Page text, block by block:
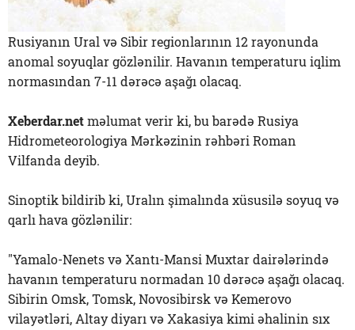
Rusiyanın Ural və Sibir regionlarının 12 rayonunda
anomal soyuqlar gözlənilir. Havanın temperaturu iqlim
normasından 7-11 dərəcə aşağı olacaq.
Xeberdar.netməlumat verir ki, bu barədə Rusiya
Hidrometeorologiya Mərkəzinin rəhbəri Roman
Vilfanda deyib.
Sinoptik bildirib ki, Uralın şimalında xüsusilə soyuq və
qarlı hava gözlənilir:
"Yamalo-Nenets və Xantı-Mansi Muxtar dairələrində
havanın temperaturu normadan 10 dərəcə aşağı olacaq.
Sibirin Omsk, Tomsk, Novosibirsk və Kemerovo
vilayətləri, Altay diyarı və Xakasiya kimi əhalinin sıx